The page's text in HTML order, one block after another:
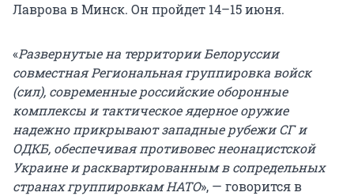
Лаврова в Минск. Он пройдет 14–15 июня.
«Развернутые на территории Белоруссии
совместная Региональная группировка войск
(сил), современные российские оборонные
комплексы и тактическое ядерное оружие
надежно прикрывают западные рубежи СГ и
ОДКБ, обеспечивая противовес неонацистской
Украине и расквартированным в сопредельных
странах группировкам НАТО», — говорится в